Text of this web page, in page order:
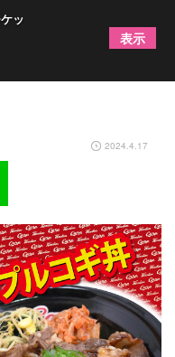
店まで！ 今シーズ
2024.4.17
ッ
表示